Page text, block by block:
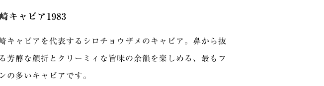
キャビア1983
キャビアを代表するシロチョウザメのキャビア。鼻から抜
芳醇な顔折とクリーミィな旨味の余韻を楽しめる、最もフ
の多いキャビアです。